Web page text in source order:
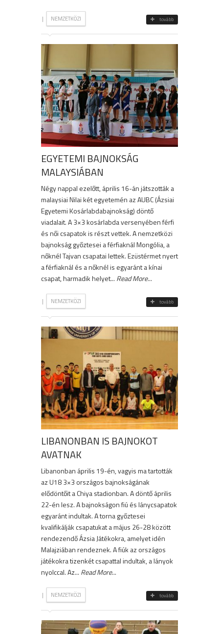
| NEMZETKÖZI tovább
EGYETEMI BAJNOKSÁG
MALAYSIÁBAN
Négy nappal ezelőtt, április 16-án játszották a
malaysiai Nilai két egyetemén az AUBC (Ázsiai
Egyetemi Kosárlabdabajnokság) döntő
viadalait. A 3×3 kosárlabda versenyében férfi
és női csapatok is részt vettek. A nemzetközi
bajnokság győztesei a férfiaknál Mongólia, a
nőknél Tajvan csapatai lettek. Ezüstérmet nyert
a férfiaknál és a nőknél is egyaránt a kínai
csapat, harmadik helyet... Read More...
| NEMZETKÖZI tovább
LIBANONBAN IS BAJNOKOT
AVATNAK
Libanonban április 19-én, vagyis ma tartották
az U18 3×3 országos bajnokságának
elődöntőit a Chiya stadionban. A döntő április
22-én lesz. A bajnokságon fiú és lánycsapatok
egyaránt indultak. A torna győztesei
kvalifikálják csapatukat a május 26-28 között
rendezendő Ázsia Játékokra, amelyet idén
Malajziában rendeznek. A fiúk az országos
játékokra tizenkét csapattal indultak, a lányok
nyolccal. Az... Read More...
| NEMZETKÖZI tovább